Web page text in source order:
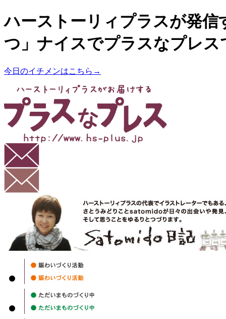
ハーストーリィプラスが発信
つ」ナイスでプラスなプレス
今日のイチメンはこちら→